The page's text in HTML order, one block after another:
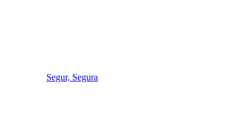
Segur, Segura